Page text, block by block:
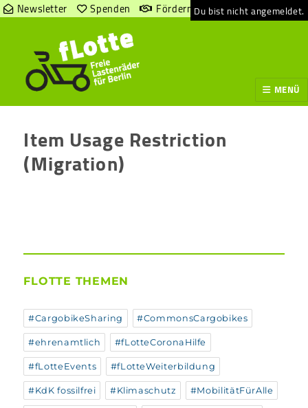
Newsletter Spenden Fördern Du bist nicht angemeldet.
MENÜ
Item Usage Restriction
(Migration)
FLOTTE THEMEN
#CargobikeSharing #CommonsCargobikes
#ehrenamtlich #fLotteCoronaHilfe
#fLotteEvents #fLotteWeiterbildung
#KdK fossilfrei #Klimaschutz #MobilitätFürAlle